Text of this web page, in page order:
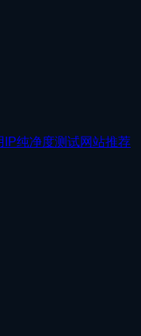
纯净度测试网站推荐